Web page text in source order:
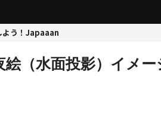
よう！Japaaan
絵（水面投影）イメ